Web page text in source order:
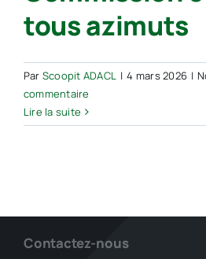
à
chaleur
tous azimuts
Par Scoopit ADACL | 4 mars 2026 |
commentaire
Lire la suite
Contactez-nous